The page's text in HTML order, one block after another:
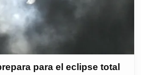
para el eclipse total